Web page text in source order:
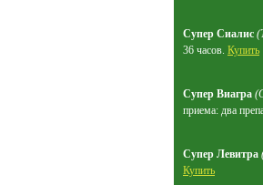
Супер Сиалис
36 часов. Купить
Супер Виагра
приема: два
Супер Левитра
Купить